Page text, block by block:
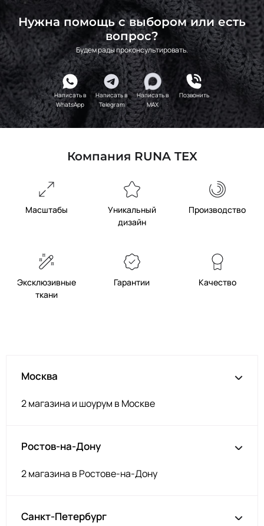
Нужна помощь с выбором или есть
вопрос?
Будем рады проконсультировать.
Написать в
WhatsApp
Написать в
Telegram
Написать в
MAX
Позвонить
Компания RUNA TEX
Масштабы
Уникальный
дизайн
Производство
Эксклюзивные
ткани
Гарантии Качество
Москва
2 магазина и шоурум в Москве
Ростов-на-Дону
2 магазина в Ростове-на-Дону
Санкт-Петербург